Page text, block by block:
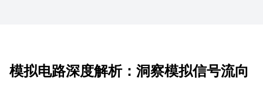
模拟电路深度解析：洞察模拟信号流向